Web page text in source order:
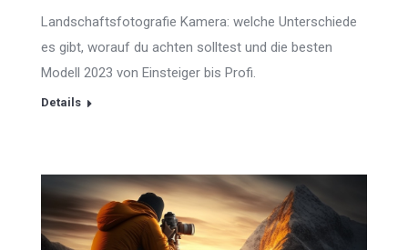
Landschaftsfotografie Kamera: welche Unterschiede
es gibt, worauf du achten solltest und die besten
Modell 2023 von Einsteiger bis Profi.
Details